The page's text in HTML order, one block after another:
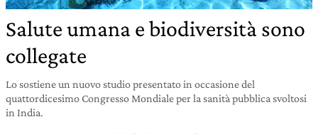
Salute umana e biodiversità sono
collegate
Lo sostiene un nuovo studio presentato in occasione del
quattordicesimo Congresso Mondiale per la sanità pubblica svoltosi
in India.